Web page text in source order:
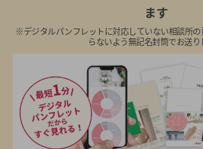
ます
※デジタルパンフレットに対応していない相談所
らないよう無記名封筒でお送り